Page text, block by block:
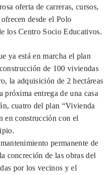
oferta de carreras, cursos,
desde el Polo
los Centro Socio Educativos.
ya está en marcha el plan
de 100 viviendas
la adquisición de 2 hectáreas
próxima entrega de una casa
cuatro del plan “Vivienda
en construcción con el
permanente de
concreción de las obras del
por los vecinos y el